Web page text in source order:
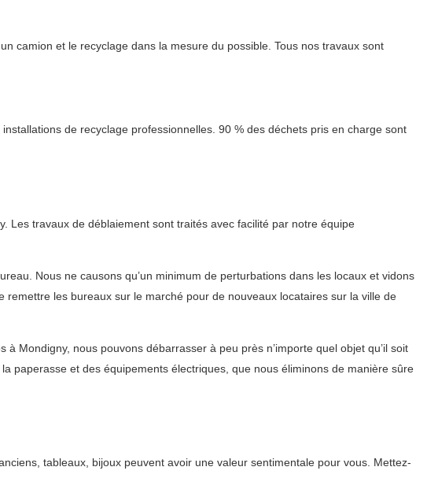
camion et le recyclage dans la mesure du possible. Tous nos travaux sont
de recyclage professionnelles. 90 % des déchets pris en charge sont
Les travaux de déblaiement sont traités avec facilité par notre équipe
Nous ne causons qu’un minimum de perturbations dans les locaux et vidons
les bureaux sur le marché pour de nouveaux locataires sur la ville de
Mondigny, nous pouvons débarrasser à peu près n’importe quel objet qu’il soit
paperasse et des équipements électriques, que nous éliminons de manière sûre
tableaux, bijoux peuvent avoir une valeur sentimentale pour vous. Mettez-